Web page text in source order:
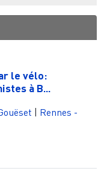
le vélo:
à B...
| Rennes -